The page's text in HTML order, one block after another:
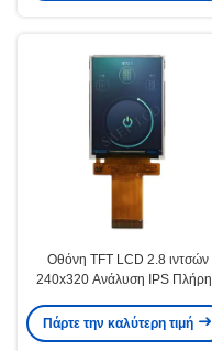
Οθόνη TFT LCD 2.8 ιντσών
240x320 Ανάλυση IPS Πλήρης
Πάρτε την καλύτερη τιμή